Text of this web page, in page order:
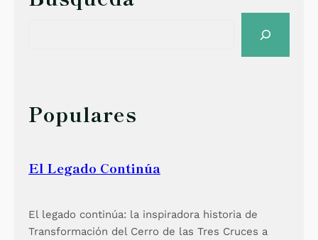
l
r
h
Populares
El Legado Continúa
El legado continúa: la inspiradora historia de
Transformación del Cerro de las Tres Cruces a